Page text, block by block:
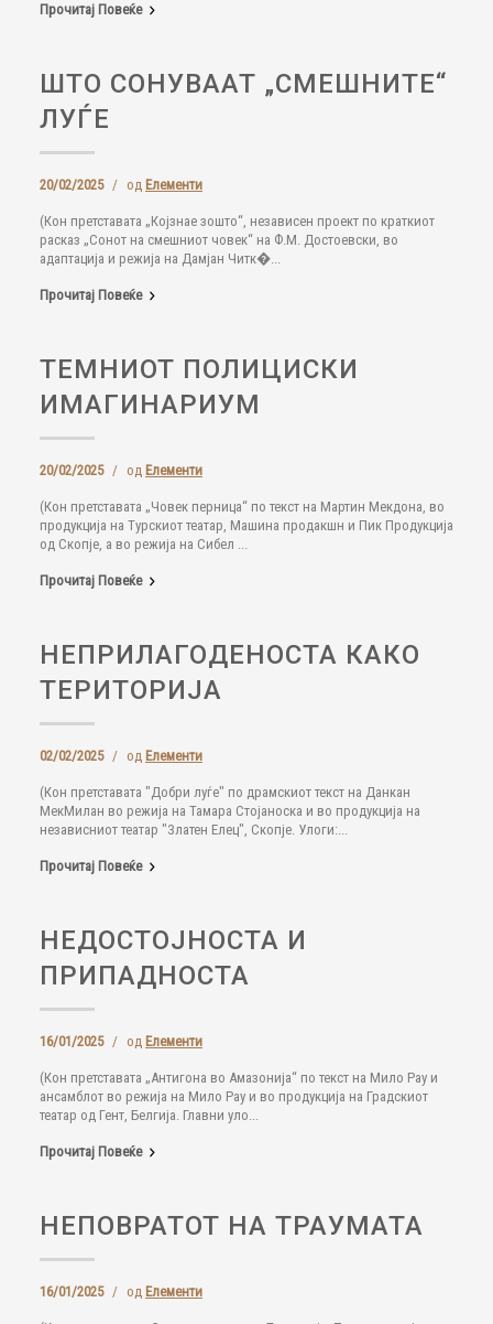
Прочитај Повеќе
ШТО СОНУВААТ „СМЕШНИТЕ“
ЛУЃЕ
20/02/2025 / од Елементи
(Кон претставата „Којзнае зошто“, независен проект по краткиот
расказ „Сонот на смешниот човек“ на Ф.М. Достоевски, во
адаптација и режија на Дамјан Читк�...
Прочитај Повеќе
ТЕМНИОТ ПОЛИЦИСКИ
ИМАГИНАРИУМ
20/02/2025 / од Елементи
(Кон претставата „Човек перница“ по текст на Мартин Мекдона, во
продукција на Турскиот театар, Машина продакшн и Пик Продукција
од Скопје, а во режија на Сибел ...
Прочитај Повеќе
НЕПРИЛАГОДЕНОСТА КАКО
ТЕРИТОРИЈА
02/02/2025 / од Елементи
(Кон претставата "Добри луѓе" по драмскиот текст на Данкан
МекМилан во режија на Тамара Стојаноска и во продукција на
независниот театар "Златен Елец", Скопје. Улоги:...
Прочитај Повеќе
НЕДОСТОЈНОСТА И
ПРИПАДНОСТА
16/01/2025 / од Елементи
(Кон претставата „Антигона во Амазонија“ по текст на Мило Рау и
ансамблот во режија на Мило Рау и во продукција на Градскиот
театар од Гент, Белгија. Главни уло...
Прочитај Повеќе
НЕПОВРАТОТ НА ТРАУМАТА
16/01/2025 / од Елементи